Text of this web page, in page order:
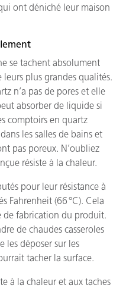
ont déniché leur maison
se tachent absolument
leurs plus grandes qualités.
n’a pas de pores et elle
absorber de liquide si
comptoirs en quartz
les salles de bains et
pas poreux. N’oubliez
résiste à la chaleur.
pour leur résistance à
Fahrenheit (66 °C). Cela
de fabrication du produit.
de chaudes casseroles
les déposer sur les
tacher la surface.
à la chaleur et aux taches